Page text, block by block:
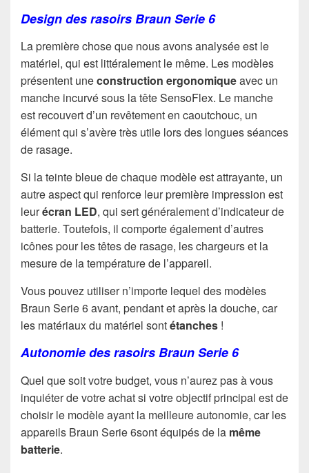
Design des rasoirs Braun Serie 6
La première chose que nous avons analysée est le
matériel, qui est littéralement le même. Les modèles
présentent uneconstruction ergonomiqueavec un
manche incurvé sous la tête SensoFlex. Le manche
est recouvert d’un revêtement en caoutchouc, un
élément qui s’avère très utile lors des longues séances
de rasage.
Si la teinte bleue de chaque modèle est attrayante, un
autre aspect qui renforce leur première impression est
leurécran LED, qui sert généralement d’indicateur de
batterie. Toutefois, il comporte également d’autres
icônes pour les têtes de rasage, les chargeurs et la
mesure de la température de l’appareil.
Vous pouvez utiliser n’importe lequel des modèles
Braun Serie 6 avant, pendant et après la douche, car
les matériaux du matériel sontétanches !
Autonomie des rasoirs Braun Serie 6
Quel que soit votre budget, vous n’aurez pas à vous
inquiéter de votre achat si votre objectif principal est de
choisir le modèle ayant la meilleure autonomie, car les
appareils Braun Serie 6sont équipés de la même
batterie.